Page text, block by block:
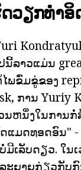
ວຽກທໍາອິ
ລາວແມ່ນ
ພຂົ່ມຂູ່ຂອງ
ການ Yuriy
ນຫນຶ່ງໃນການ
ແມດທອດອົນ"
ມີເລັບດຽວ. ໃ
ະຍາຍກ່ຽວກັບ